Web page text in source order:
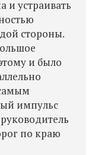
и устраивать
стороны.
и было
импульс
по краю